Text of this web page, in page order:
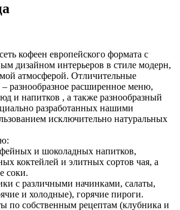
кофеен европейского формата с
дизайном интерьеров в стиле модерн,
атмосферой. Отличительные
разнообразное расширенное меню,
и напитков , а также разнообразный
разработанных нашими
исключительно натуральных
и шоколадных напитков,
коктейлей и элитных сортов чая, а
соки.
с различными начинками, салаты,
и холодные), горячие пироги.
по собственным рецептам (клубника и